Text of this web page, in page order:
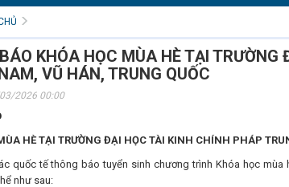
KHÓA HỌC MÙA HÈ TẠI
VŨ HÁN, TRUNG QUỐC
2026 00:00
HÈ TẠI TRƯỜNG ĐẠI HỌC TÀI KINH CHÍNH PHÁP
quốc tế thông báo tuyển sinh chương trình Khóa học mùa
như sau: